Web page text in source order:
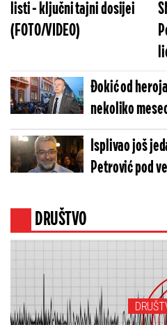
listi - ključni tajni dosijei
(FOTO/VIDEO)
Đokić od
nekoliko
raspala pre
(VIDEO)
Isplivao još
Petrović pod
DRUŠTVO